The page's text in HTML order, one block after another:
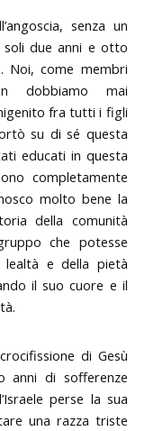
senza un
due anni e otto
Noi, come membri
dobbiamo mai
fra tutti i figli
su di sé questa
educati in questa
completamente
molto bene la
della comunità
che potesse
e della pietà
il suo cuore e il
di Gesù
anni di sofferenze
perse la sua
una razza triste